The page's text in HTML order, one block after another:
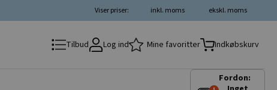
ekskl. moms
inkl. moms
Viser priser:
Tilbud Log ind Mine favoritter Indkøbskurv
Fordon: